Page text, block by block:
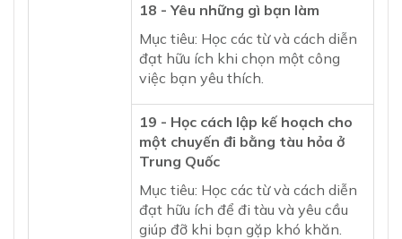
18 - Yêu những gì bạn làm
Mục tiêu: Học các từ và cách diễn
đạt hữu ích khi chọn một công
việc bạn yêu thích.
19 - Học cách lập kế hoạch cho
một chuyến đi bằng tàu hỏa ở
Trung Quốc
Mục tiêu: Học các từ và cách diễn
đạt hữu ích để đi tàu và yêu cầu
giúp đỡ khi bạn gặp khó khăn.